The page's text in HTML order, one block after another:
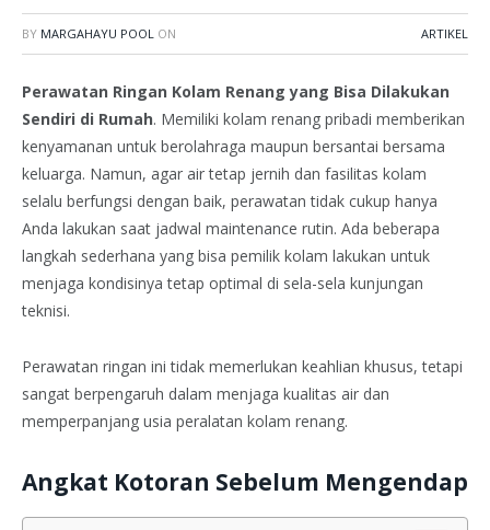
BY MARGAHAYU POOL ON ARTIKEL
Perawatan Ringan Kolam Renang yang Bisa Dilakukan
Sendiri di Rumah. Memiliki kolam renang pribadi memberikan
kenyamanan untuk berolahraga maupun bersantai bersama
keluarga. Namun, agar air tetap jernih dan fasilitas kolam
selalu berfungsi dengan baik, perawatan tidak cukup hanya
Anda lakukan saat jadwal maintenance rutin. Ada beberapa
langkah sederhana yang bisa pemilik kolam lakukan untuk
menjaga kondisinya tetap optimal di sela-sela kunjungan
teknisi.
Perawatan ringan ini tidak memerlukan keahlian khusus, tetapi
sangat berpengaruh dalam menjaga kualitas air dan
memperpanjang usia peralatan kolam renang.
Angkat Kotoran Sebelum Mengendap